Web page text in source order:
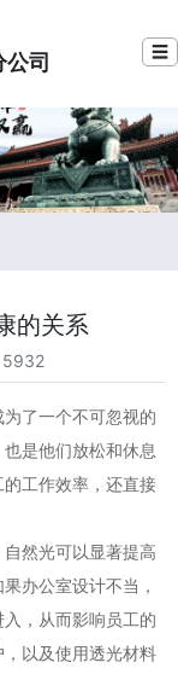
司 ☰
的关系
了一个不可忽视的
是他们放松和休息
工作效率，还直接
然光可以显著提高
办公室设计不当，
，从而影响员工的
以及使用透光材料